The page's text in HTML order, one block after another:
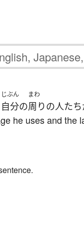
じぶん
自分の
まわ
周りの人たち
he uses and the